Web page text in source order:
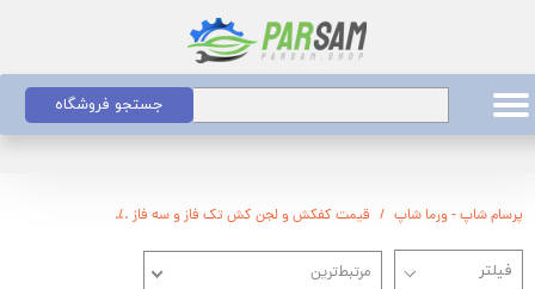
جستجو فروشگاه
پرسام شاپ - ورما شاپ قیمت کفکش و لجن کش تک فاز و سه فاز
مرتبط‌ترین